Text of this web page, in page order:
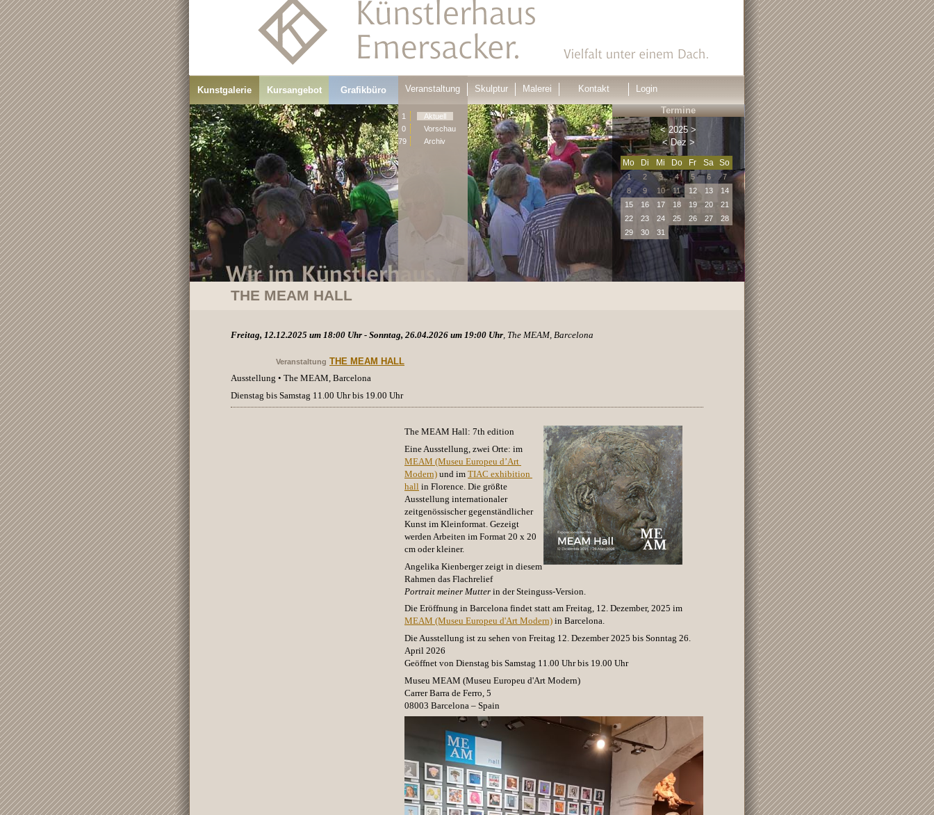
THE MEAM HALL
Freitag, 12.12.2025 um 18:00 Uhr - Sonntag, 26.04.2026 um 19:00 Uhr , The MEAM, Barcelona
Veranstaltung THE MEAM HALL
Ausstellung • The MEAM, Barcelona
Dienstag bis Samstag 11.00 Uhr bis 19.00 Uhr
The MEAM Hall: 7th edition
Eine Ausstellung, zwei Orte: im
MEAM (Museu Europeu d’Art
Modern) und im TIAC exhibition
hall in Florence. Die größte
Ausstellung internationaler
zeitgenössischer gegenständlicher
Kunst im Kleinformat. Gezeigt
werden Arbeiten im Format 20 x 20
cm oder kleiner.
Angelika Kienbergerzeigt in diesem
Rahmen das Flachrelief
Portrait meiner Mutter in der Steinguss-Version.
Die Eröffnung in Barcelona findet statt am Freitag, 12. Dezember, 2025 im
MEAM (Museu Europeu d'Art Modern) in Barcelona.
Die Ausstellung ist zu sehen von Freitag 12. Dezember 2025 bis Sonntag 26.
April 2026
Geöffnet von Dienstag bis Samstag 11.00 Uhr bis 19.00 Uhr
​Museu MEAM (Museu Europeu d'Art Modern)
Carrer Barra de Ferro, 5
08003 Barcelona – Spain
Termine
< 2025 >
< Dez >
Mo Di Mi Do Fr Sa So
1 2 3 4 5 6
7
8
9 10 11 12 13
14
15
16 17 18 19 20
21
22
23 24 25 26 27
28
29
30 31
Kunstgalerie Kursangebot Grafikbüro Veranstaltung
1
Aktuell
0
Vorschau
79
Archiv
Skulptur Malerei Kontakt Login